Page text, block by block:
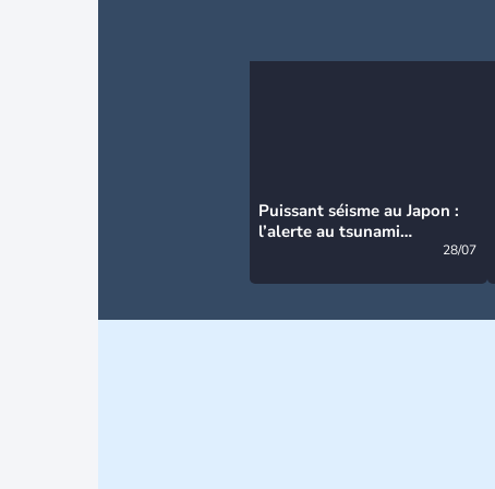
Puissant séisme au Japon :
l’alerte au tsunami
28/07